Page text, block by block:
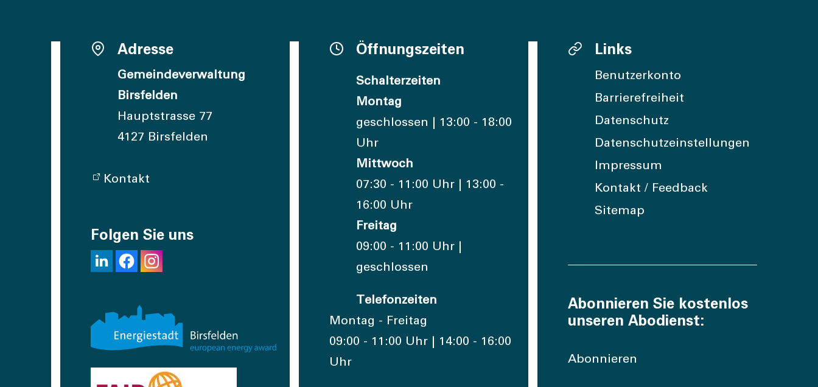
Adresse
Gemeindeverwaltung
Birsfelden
Hauptstrasse 77
4127 Birsfelden
Kontakt
Folgen Sie uns
Öffnungszeiten
Schalterzeiten
Montag
geschlossen | 13:00 - 18:00
Uhr
Mittwoch
07:30 - 11:00 Uhr | 13:00 -
16:00 Uhr
Freitag
09:00 - 11:00 Uhr |
geschlossen
Telefonzeiten
Montag - Freitag
09:00 - 11:00 Uhr | 14:00 - 16:00
Uhr
Links
Benutzerkonto
Barrierefreiheit
Datenschutz
Datenschutzeinstellungen
Impressum
Kontakt / Feedback
Sitemap
Abonnieren Sie kostenlos
unseren Abodienst:
Abonnieren